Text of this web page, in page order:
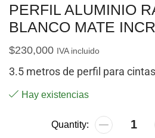
PERFIL ALUMINIO
BLANCO MATE
$230,000 IVA incluido
3.5 metros de perfil para
Hay existencias